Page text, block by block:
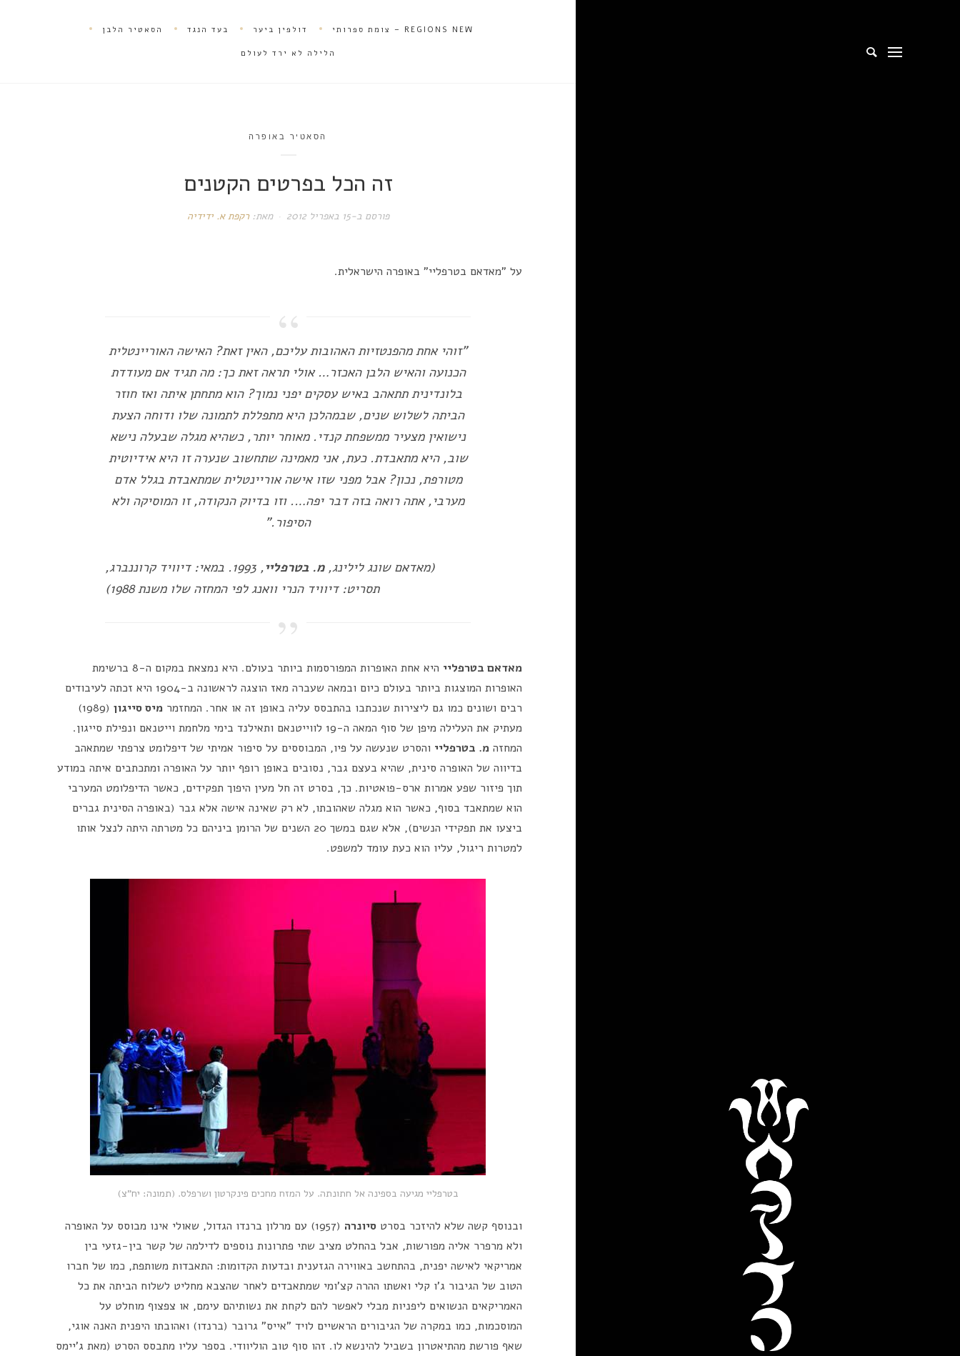
REGIONS NEW – צומת ספרותי דולפין ביער בעד הנגד הסאטיר הלבן
הלילה לא ירד לעולם
הסאטיר באופרה
זה הכל בפרטים הקטנים
פורסם ב-15 באפריל 2012 מאת:רקפת א. ידידיה
על "מאדאם בטרפליי" באופרה הישראלית.
"זוהי אחת מהפנטזיות האהובות עליכם, האין זאת? האישה האוריינטלית
הכנועה והאיש הלבן האכזר… אולי תראה זאת כך: מה תגיד אם מעודדת
בלונדינית תתאהב באיש עסקים יפני נמוך? הוא מתחתן איתה ואז חוזר
הביתה לשלוש שנים, שבמהלכן היא מתפללת לתמונה שלו ודוחה הצעת
נישואין מצעיר ממשפחת קנדי. מאוחר יותר, כשהיא מגלה שבעלה נישא
שוב, היא מתאבדת. כעת, אני מאמינה שתחשוב שנערה זו היא אידיוטית
מטורפת, נכון? אבל מפני שזו אישה אוריינטלית שמתאבדת בגלל אדם
מערבי, אתה רואה בזה דבר יפה…. וזו בדיוק הנקודה, זו המוסיקה ולא
הסיפור."
(מאדאם שונג לילינג,מ. בטרפליי
, 1993. במאי: דיוויד קרוננברג,
תסריט: דיוויד הנרי וואנג לפי המחזה שלו משנת 1988)
מאדאם בטרפליי
היא אחת האופרות המפורסמות ביותר בעולם. היא נמצאת במקום ה-8 ברשימת
האופרות המוצגות ביותר בעולם כיום ובמאה שעברה מאז הוצגה לראשונה ב-1904 היא זכתה לעיבודים
רבים ושונים כמו גם ליצירות שנכתבו בהתבסס עליה באופן זה או אחר. המחזמר מיס סייגון
(1989)
מעתיק את העלילה מיפן של סוף המאה ה-19 לווייטנאם ותאילנד בימי מלחמת וייטנאם ונפילת סייגון.
המחזה מ. בטרפליי והסרט שנעשה על פיו, המבוססים על סיפור אמיתי של דיפלומט צרפתי שמתאהב
בדיווה של האופרה סינית, שהיא בעצם גבר, נסובים באופן רופף יותר על האופרה ומתכתבים איתה במודע
תוך פיזור שפע אמרות ארס-פואטיות. כך, בסרט זה חל מעין היפוך תפקידים, כאשר הדיפלומט המערבי
הוא שמתאבד בסוף, כאשר הוא מגלה שאהובתו, לא רק שאינה אישה אלא גבר (באופרה הסינית גברים
ביצעו את תפקידי הנשים), אלא שגם במשך 20 השנים של הרומן ביניהם כל מטרתה היתה לנצל אותו
למטרות ריגול, עליו הוא כעת עומד למשפט.
בטרפליי מגיעה בספינה אל חתונתה. על המזח מחכים פינקרטון ושרפלס. (תמונה: יח"צ)
ובנוסף קשה שלא להיזכר בסרט סיונרה
(1957) עם מרלון ברנדו הגדול, שאולי אינו מבוסס על האופרה
ולא מרפרר אליה מפורשות, אבל בהחלט מציב שתי פתרונות נוספים לדילמה של קשר בין-גזעי בין
אמריקאי לאישה יפנית, בהתחשב באווירה הגזענית ובדעות הקדומות: התאבדות משותפת, כמו של חברו
הטוב של הגיבור ג'ו קלי ואשתו ההרה קצ'ומי שמתאבדים לאחר שהצבא מחליט לשלוח הביתה את כל
האמריקאים הנשואים ליפניות מבלי לאפשר להם לקחת את נשותיהם עימם, או צפצוף מוחלט על
המוסכמות, כמו במקרה של הגיבורים הראשיים לויד "אייס" גרובר (ברנדו) ואהובתו היפנית האנה אוגי,
שאף פורשת מהתיאטרון בשביל להינשא לו. זהו סוף טוב הוליוודי. בספר עליו מתבסס הסרט (מאת ג'יימס